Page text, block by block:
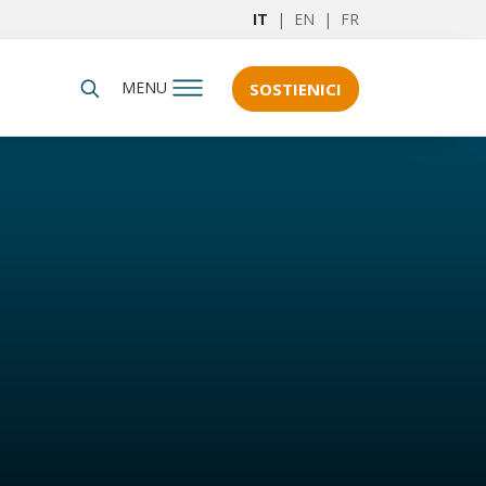
IT | EN | FR
MENU SOSTIENICI